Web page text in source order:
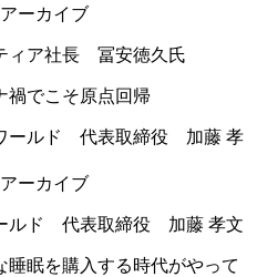
ーカイブ
ィア社長 冨安徳久氏
禍でこそ原点回帰
ーカイブ
ルド 代表取締役 加藤 孝文
睡眠を購入する時代がやって